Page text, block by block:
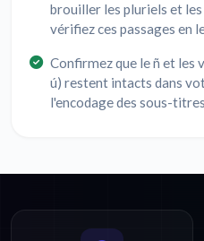
brouiller les pluriels et
vérifiez ces passages en
Confirmez que le ñ et les
ú) restent intacts dans
l'encodage des sous-